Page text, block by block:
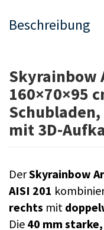
Beschreibung
Skyrainbow
160×70×95
mit 3D-
DerSkyrainbow
AISI 201
rechts mit
Die 40 mm